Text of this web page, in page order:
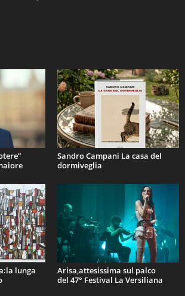
Sandro Campani La casa del
dormiveglia
lunga
Arisa,attesissima sul palco
del 47° Festival La Versiliana